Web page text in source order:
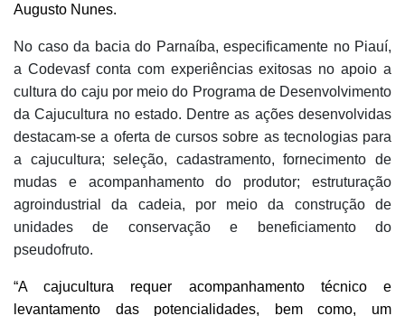
Augusto Nunes.
No caso da bacia do Parnaíba, especificamente no Piauí,
a Codevasf conta com experiências exitosas no apoio a
cultura do caju por meio do Programa de Desenvolvimento
da Cajucultura no estado. Dentre as ações desenvolvidas
destacam-sea oferta de cursos sobre as tecnologias para
a cajucultura; seleção, cadastramento, fornecimento de
mudas e acompanhamento do produtor; estruturação
agroindustrial da cadeia, por meio da construção de
unidades de conservação e beneficiamento do
pseudofruto.
“A cajucultura requer acompanhamento técnico e
levantamento das potencialidades, bem como, um